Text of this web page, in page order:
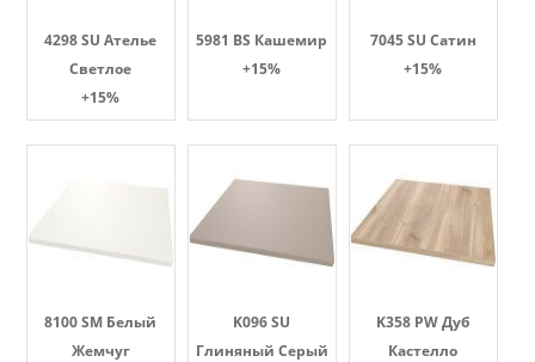
4298 SU Ателье
Светлое
+15%
5981 BS Кашемир
+15%
7045 SU Сатин
+15%
8100 SM Белый
Жемчуг
K096 SU
Глиняный Серый
K358 PW Дуб
Кастелло